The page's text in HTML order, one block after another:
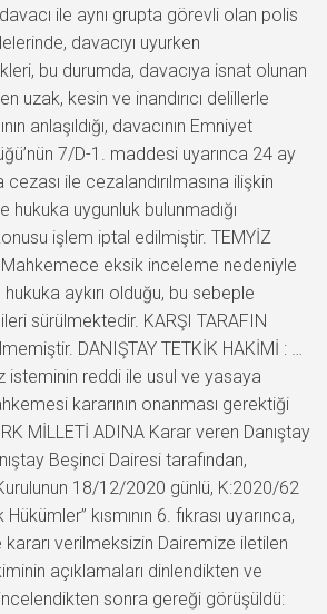
ile aynı grupta görevli olan polis
davacıyı uyurken
bu durumda, davacıya isnat olunan
uzak, kesin ve inandırıcı delillerle
anlaşıldığı, davacının Emniyet
7/D-1. maddesi uyarınca 24 ay
ile cezalandırılmasına ilişkin
uygunluk bulunmadığı
işlem iptal edilmiştir. TEMYİZ
Mahkemece eksik inceleme nedeniyle
hukuka aykırı olduğu, bu sebeple
sürülmektedir. KARŞI TARAFIN
DANIŞTAY TETKİK HAKİMİ : …
isteminin reddi ile usul ve yasaya
kararının onanması gerektiği
MİLLETİ ADINA Karar veren Danıştay
Beşinci Dairesi tarafından,
18/12/2020 günlü, K:2020/62
Hükümler” kısmının 6. fıkrası uyarınca,
verilmeksizin Dairemize iletilen
açıklamaları dinlendikten ve
sonra gereği görüşüldü: